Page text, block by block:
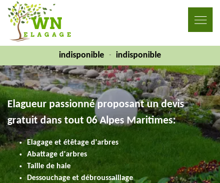
indisponible - indisponible
Elagueur passionné proposant un devis
gratuit dans tout 06 Alpes Maritimes:
Elagage et étêtage d'arbres
Abattage d'arbres
Taille de haie
Dessouchage et débroussaillage